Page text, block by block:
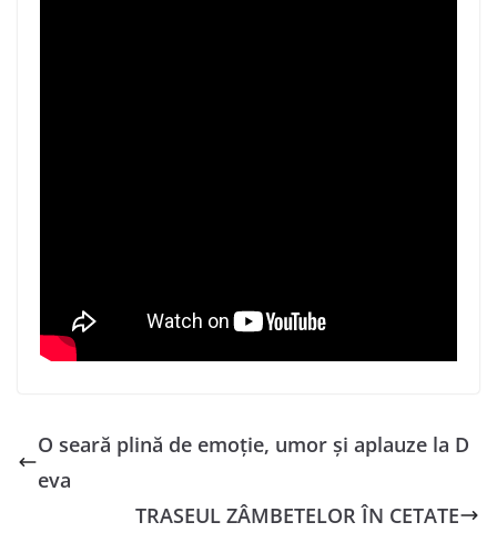
O seară plină de emoție, umor și aplauze la D
eva
TRASEUL ZÂMBETELOR ÎN CETATE